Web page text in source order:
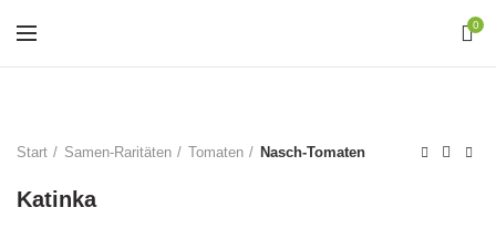
0
Start Samen-Raritäten Tomaten Nasch-Tomaten
Katinka